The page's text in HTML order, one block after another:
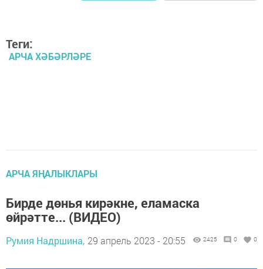
Теги:
АРЧА ХӘБӘРЛӘРЕ
АРЧА ЯҢАЛЫКЛАРЫ
Бирде дөнья кирәкне, еламаска
өйрәтте... (ВИДЕО)
Румия Надршина, 29 апрель 2023 - 20:55 2425 0 0